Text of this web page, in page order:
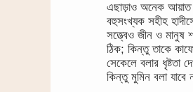
এছাড়াও অনেক আয়াত
বহুসংখ্যক সহীহ
সত্ত্বেও জীন ও মানুষ
ঠিক; কিন্তু তাকে
সেকেলে বলার ধৃষ্টতা
কিন্তু মুমিন বলা যাবে